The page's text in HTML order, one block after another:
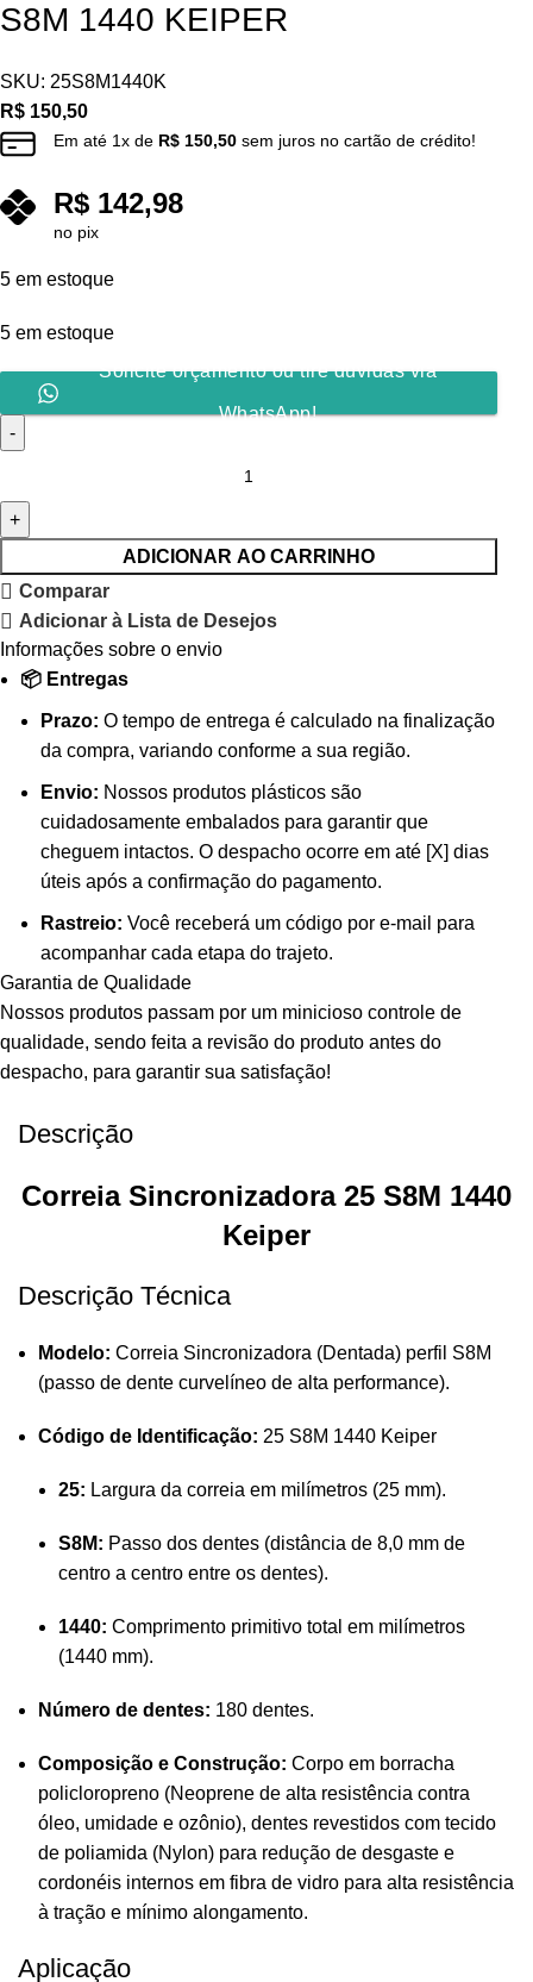
S8M 1440 KEIPER
SKU: 25S8M1440K
R$ 150,50
Em até 1x de R$ 150,50 sem juros no cartão de crédito!
R$ 142,98
no pix
5 em estoque
5 em estoque
Solicite orçamento ou tire dúvidas via
WhatsApp!
ADICIONAR AO CARRINHO
Comparar
Adicionar à Lista de Desejos
Informações sobre o envio
📦 Entregas
Prazo: O tempo de entrega é calculado na finalização
da compra, variando conforme a sua região.
Envio: Nossos produtos plásticos são
cuidadosamente embalados para garantir que
cheguem intactos. O despacho ocorre em até [X] dias
úteis após a confirmação do pagamento.
Rastreio: Você receberá um código por e-mail para
acompanhar cada etapa do trajeto.
Garantia de Qualidade
Nossos produtos passam por um minicioso controle de
qualidade, sendo feita a revisão do produto antes do
despacho, para garantir sua satisfação!
Descrição
Correia Sincronizadora 25 S8M 1440
Keiper
Descrição Técnica
Modelo: Correia Sincronizadora (Dentada) perfil S8M
(passo de dente curvelíneo de alta performance).
Código de Identificação: 25 S8M 1440 Keiper
25: Largura da correia em milímetros (25 mm).
S8M: Passo dos dentes (distância de 8,0 mm de
centro a centro entre os dentes).
1440: Comprimento primitivo total em milímetros
(1440 mm).
Número de dentes: 180 dentes.
Composição e Construção: Corpo em borracha
policloropreno (Neoprene de alta resistência contra
óleo, umidade e ozônio), dentes revestidos com tecido
de poliamida (Nylon) para redução de desgaste e
cordonéis internos em fibra de vidro para alta resistência
à tração e mínimo alongamento.
Aplicação